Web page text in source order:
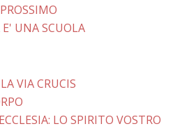
UNA SCUOLA
VIA CRUCIS
LO SPIRITO VOSTRO